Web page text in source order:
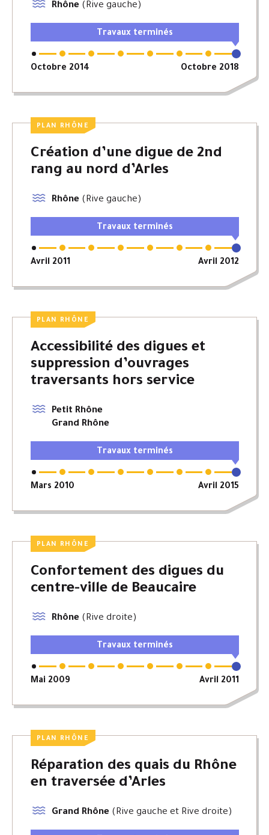
Rhône (Rive gauche)
Travaux terminés
Octobre 2014 Octobre 2018
PLAN RHÔNE
Création d’une digue de 2nd
rang au nord d’Arles
Rhône (Rive gauche)
Travaux terminés
Avril 2011 Avril 2012
PLAN RHÔNE
Accessibilité des digues et
suppression d’ouvrages
traversants hors service
Petit Rhône
Grand Rhône
Travaux terminés
Mars 2010 Avril 2015
PLAN RHÔNE
Confortement des digues du
centre-ville de Beaucaire
Rhône (Rive droite)
Travaux terminés
Mai 2009 Avril 2011
PLAN RHÔNE
Réparation des quais du Rhône
en traversée d’Arles
Grand Rhône (Rive gauche et Rive droite)